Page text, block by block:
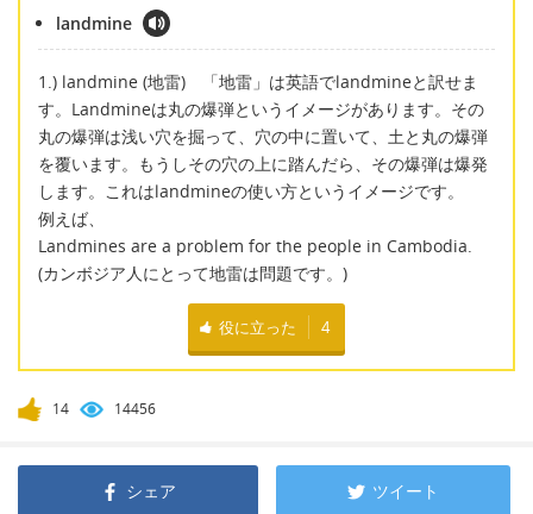
landmine
1.) landmine (地雷) 「地雷」は英語でlandmineと訳せま
す。Landmineは丸の爆弾というイメージがあります。その
丸の爆弾は浅い穴を掘って、穴の中に置いて、土と丸の爆弾
を覆います。もうしその穴の上に踏んだら、その爆弾は爆発
します。これはlandmineの使い方というイメージです。
例えば、
Landmines are a problem for the people in Cambodia.
(カンボジア人にとって地雷は問題です。)
役に立った 4
14 14456
シェア ツイート